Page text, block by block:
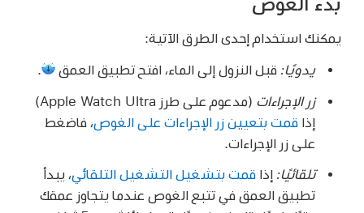
يمكنك استخدام إحدى الطرق الآتية:
يدويًا:قبل النزول إلى الماء، افتح تطبيق العمق
زر الإجراءات
(مدعوم على طرز Apple Watch Ultra)
إذاقمت بتعيين زر الإجراءات على الغوص، فاضغط
على زر الإجراءات.
تلقائيًا:إذاقمت بتشغيل التشغيل التلقائي، يبدأ
تطبيق العمق في تتبع الغوص عندما يتجاوز عمقك